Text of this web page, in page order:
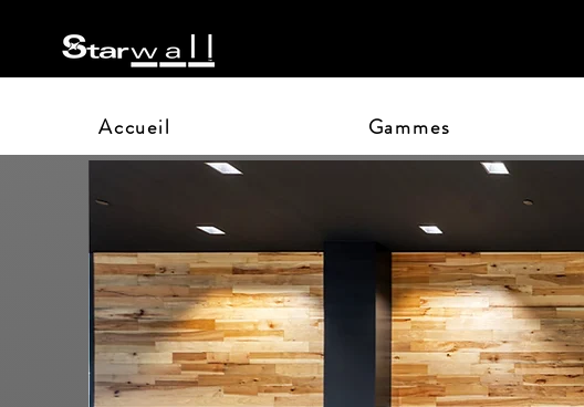
Accueil Gammes